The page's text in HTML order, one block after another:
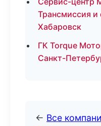
Трансмиссия и
Хабаровск
ГК Torque
Санкт-
← Все